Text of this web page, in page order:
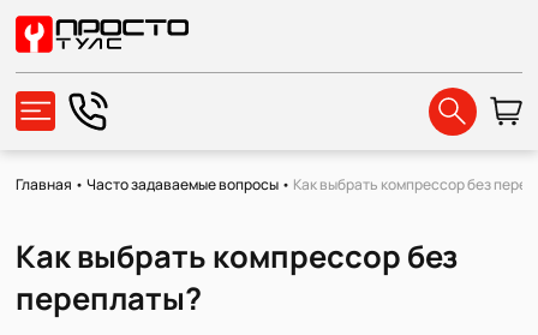
Главная •Часто задаваемые вопросы • Как выбрать компрессор без
Как выбрать компрессор без
переплаты?